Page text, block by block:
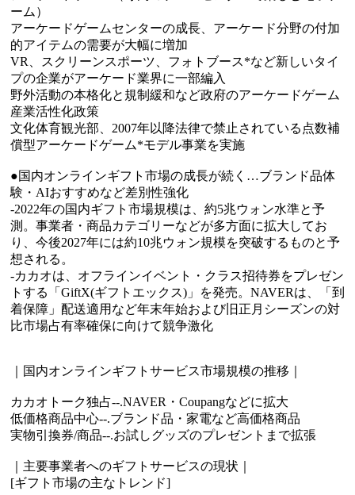
ーム）
アーケードゲームセンターの成長、アーケード分野の付加
的アイテムの需要が大幅に増加
VR、スクリーンスポーツ、フォトブース*など新しいタイ
プの企業がアーケード業界に一部編入
野外活動の本格化と規制緩和など政府のアーケードゲーム
産業活性化政策
文化体育観光部、2007年以降法律で禁止されている点数補
償型アーケードゲーム*モデル事業を実施
●国内オンラインギフト市場の成長が続く…ブランド品体
験・AIおすすめなど差別性強化
-2022年の国内ギフト市場規模は、約5兆ウォン水準と予
測。事業者・商品カテゴリーなどが多方面に拡大してお
り、今後2027年には約10兆ウォン規模を突破するものと予
想される。
-カカオは、オフラインイベント・クラス招待券をプレゼン
トする「GiftX(ギフトエックス)」を発売。NAVERは、「到
着保障」配送適用など年末年始および旧正月シーズンの対
比市場占有率確保に向けて競争激化
｜国内オンラインギフトサービス市場規模の推移｜
カカオトーク独占--.NAVER・Coupangなどに拡大
低価格商品中心--.ブランド品・家電など高価格商品
実物引換券/商品--.お試しグッズのプレゼントまで拡張
｜主要事業者へのギフトサービスの現状｜
[ギフト市場の主なトレンド]